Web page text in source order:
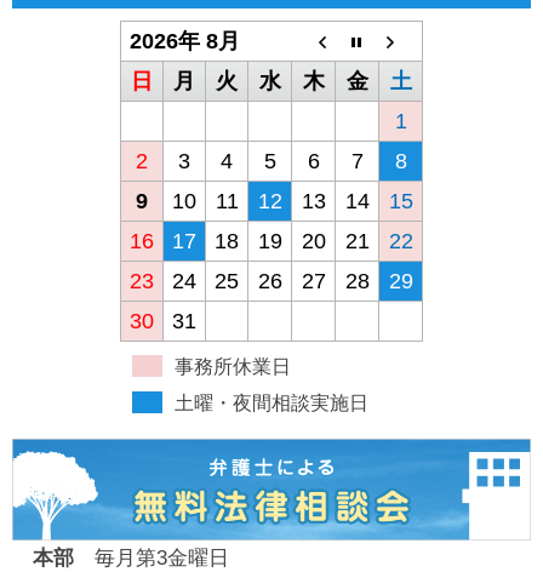
2026年 8月
日
月 火 水 木 金
土
1
2
3 4 5 6 7
8
9
10 11 12 13 14
15
16
17 18 19 20 21
22
23
24 25 26 27 28
29
30
31
事務所休業日
土曜・夜間相談実施日
本部毎月第3金曜日